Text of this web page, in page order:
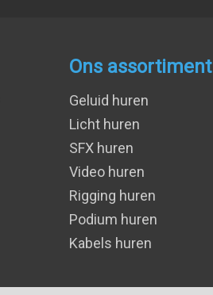
Ons assortiment
Geluid huren
Licht huren
SFX huren
Video huren
Rigging huren
Podium huren
Kabels huren